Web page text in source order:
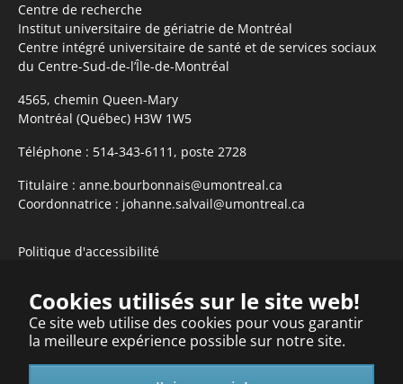
Cookies utilisés sur le site web!
Ce site web utilise des cookies pour vous garantir
la meilleure expérience possible sur notre site.
Centre de recherche
Institut universitaire de gériatrie de Montréal
Centre intégré universitaire de santé et de services sociaux
du Centre-Sud-de-l’Île-de-Montréal
4565, chemin Queen-Mary
Montréal (Québec) H3W 1W5
Téléphone : 514-343-6111, poste 2728
Titulaire : anne.bourbonnais@umontreal.ca
Coordonnatrice : johanne.salvail@umontreal.ca
Politique d'accessibilité